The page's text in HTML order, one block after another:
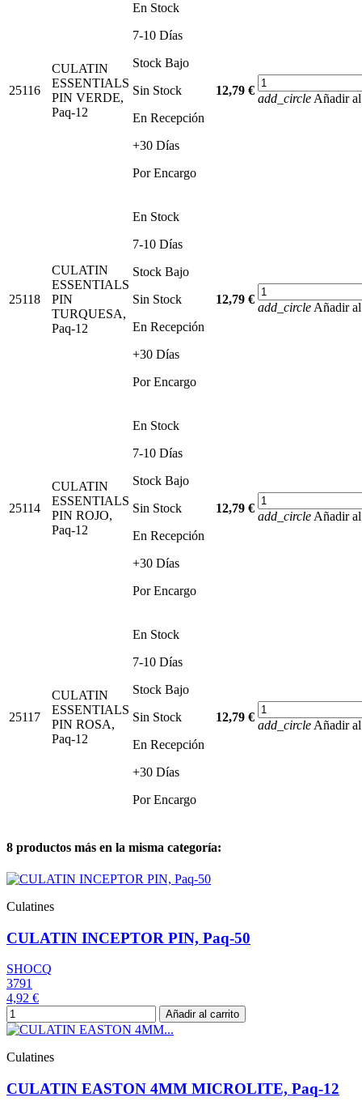
25116
CULATIN
ESSENTIALS
PIN VERDE,
Paq-12
En Stock
7-10 Días
Stock Bajo
Sin Stock
En Recepción
+30 Días
Por Encargo
12,79 €
add_circleAñadir
25118
CULATIN
ESSENTIALS
PIN
TURQUESA,
Paq-12
En Stock
7-10 Días
Stock Bajo
Sin Stock
En Recepción
+30 Días
Por Encargo
12,79 €
add_circleAñadir
25114
CULATIN
ESSENTIALS
PIN ROJO,
Paq-12
En Stock
7-10 Días
Stock Bajo
Sin Stock
En Recepción
+30 Días
Por Encargo
12,79 €
add_circleAñadir
25117
CULATIN
ESSENTIALS
PIN ROSA,
Paq-12
En Stock
7-10 Días
Stock Bajo
Sin Stock
En Recepción
+30 Días
Por Encargo
12,79 €
add_circleAñadir
8 productos más en la misma categoría:
Culatines
CULATIN INCEPTOR PIN, Paq-50
SHOCQ
3791
4,92 €
Añadir al carrito
Culatines
CULATIN EASTON 4MM MICROLITE, Paq-12